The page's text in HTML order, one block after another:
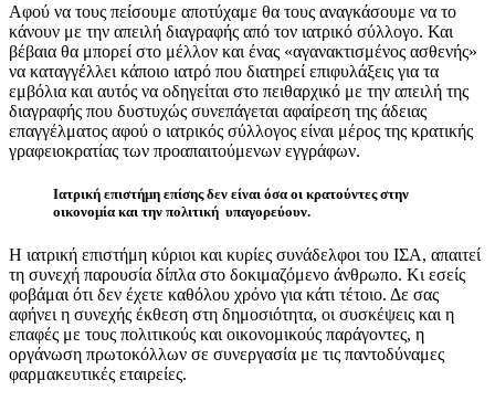
Αφού να τους πείσουμε αποτύχαμε θα τους αναγκάσουμε να το
κάνουν με την απειλή διαγραφής από τον ιατρικό σύλλογο. Και
βέβαια θα μπορεί στο μέλλον και ένας «αγανακτισμένος ασθενής»
να καταγγέλλει κάποιο ιατρό που διατηρεί επιφυλάξεις για τα
εμβόλια και αυτός να οδηγείται στο πειθαρχικό με την απειλή της
διαγραφής που δυστυχώς συνεπάγεται αφαίρεση της άδειας
επαγγέλματος αφού ο ιατρικός σύλλογος είναι μέρος της κρατικής
γραφειοκρατίας των προαπαιτούμενων εγγράφων.
Ιατρική επιστήμη επίσης δεν είναι όσα οι κρατούντες στην
οικονομία και την πολιτική υπαγορεύουν.
Η ιατρική επιστήμη κύριοι και κυρίες συνάδελφοι του ΙΣΑ, απαιτεί
τη συνεχή παρουσία δίπλα στο δοκιμαζόμενο άνθρωπο. Κι εσείς
φοβάμαι ότι δεν έχετε καθόλου χρόνο για κάτι τέτοιο. Δε σας
αφήνει η συνεχής έκθεση στη δημοσιότητα, οι συσκέψεις και η
επαφές με τους πολιτικούς και οικονομικούς παράγοντες, η
οργάνωση πρωτοκόλλων σε συνεργασία με τις παντοδύναμες
φαρμακευτικές εταιρείες.